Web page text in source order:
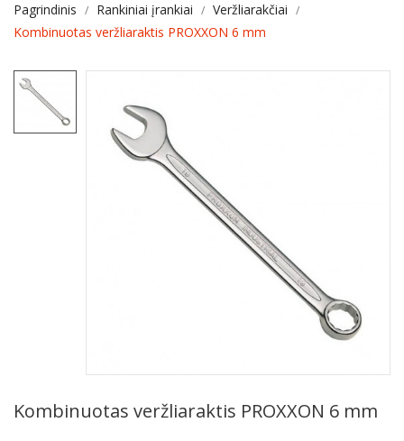
Pagrindinis Rankiniai įrankiai
Veržliarakčiai
Kombinuotas veržliaraktis PROXXON 6 mm
Kombinuotas veržliaraktis PROXXON 6 mm